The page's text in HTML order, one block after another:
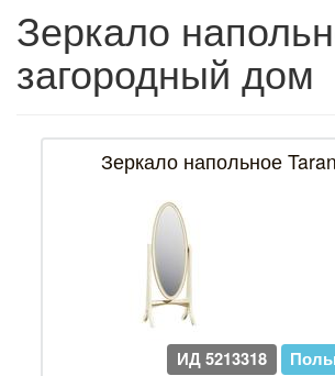
Зеркало
загородный дом
Зеркало напольное
ИД 5213318